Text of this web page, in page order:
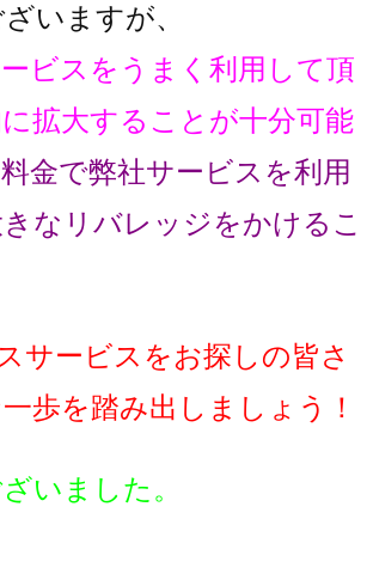
いますが、
ビスをうまく利用して頂
拡大することが十分可能
金で弊社サービスを利用
なリバレッジをかけるこ
サービスをお探しの皆さ
歩を踏み出しましょう！
いました。